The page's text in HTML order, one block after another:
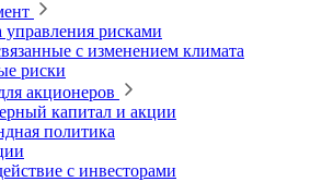
управления рисками
с изменением климата
риски
акционеров
капитал и акции
политика
с инвесторами